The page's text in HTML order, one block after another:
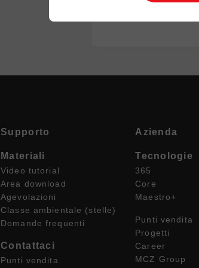
Supporto
Materiali
Video tutorial
Area download
Agevolazioni
Classe ambientale (stelle)
Domande frequenti
Contattaci
Punti vendita
Azienda
Tecnologie
365
Core
Maestro+
Punti vendita
Progetti
Career
MCZ Group